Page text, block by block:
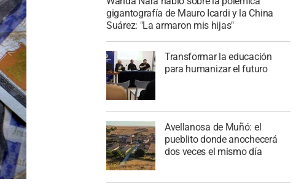
gigantografía de Mauro Icardi y la China
Suárez: "La armaron mis hijas"
Transformar la educación
para humanizar el futuro
Avellanosa de Muñó: el
pueblito donde anochecerá
dos veces el mismo día